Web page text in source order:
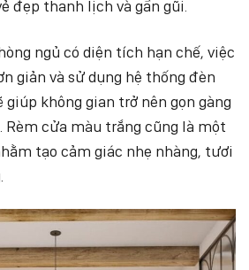
đẹp thanh lịch và gần gũi.
ngủ có diện tích hạn chế, việc
giản và sử dụng hệ thống đèn
giúp không gian trở nên gọn gàng
Rèm cửa màu trắng cũng là một
tạo cảm giác nhẹ nhàng, tươi